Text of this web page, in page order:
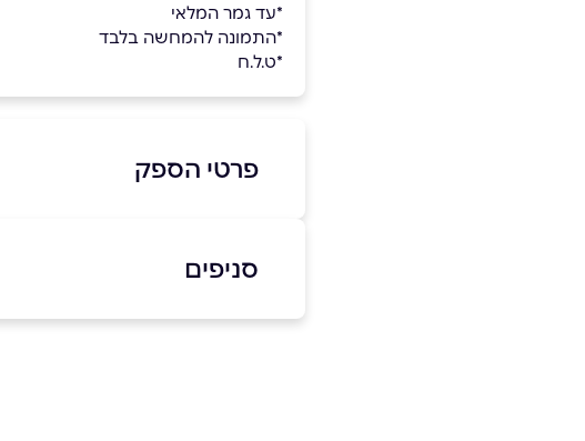
*עד גמר המלאי
*התמונה להמחשה בלבד
*ט.ל.ח
פרטי הספק
באתר
סניפים
תל אביב